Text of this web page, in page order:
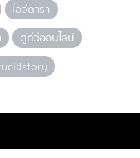
ไอจีดารา
ดูทีวีออนไลน์